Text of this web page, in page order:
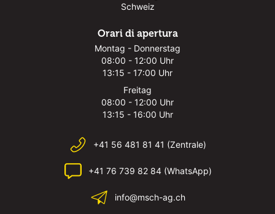
Schweiz
Orari di apertura
Montag - Donnerstag
08:00 - 12:00 Uhr
13:15 - 17:00 Uhr
Freitag
08:00 - 12:00 Uhr
13:15 - 16:00 Uhr
+41 56 481 81 41 (Zentrale)
+41 76 739 82 84 (WhatsApp)
info@msch-ag.ch